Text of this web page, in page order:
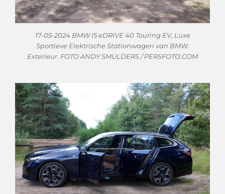
17-05-2024 BMW I5 eDRIVE 40 Touring EV, Luxe
Sportieve Elektrische Stationwagen van BMW.
Exterieur. FOTO ANDY SMULDERS / PERSFOTO.COM